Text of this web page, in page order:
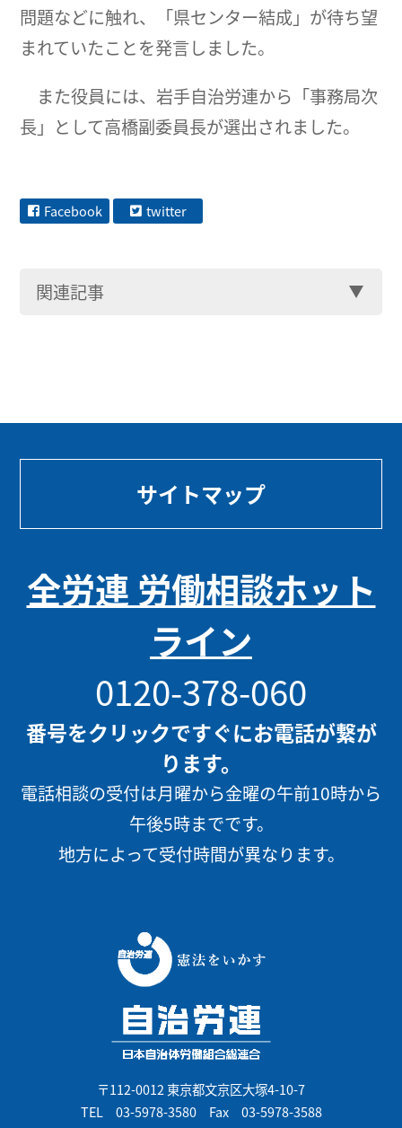
問題などに触れ、「県センター結成」が待ち望
まれていたことを発言しました。
また役員には、岩手自治労連から「事務局次
長」として高橋副委員長が選出されました。
Facebook twitter
関連記事
サイトマップ
全労連 労働相談ホット
ライン
0120-378-060
番号をクリックですぐにお電話が繋が
ります。
電話相談の受付は月曜から金曜の午前10時から
午後5時までです。
地方によって受付時間が異なります。
〒112-0012 東京都文京区大塚4-10-7
TEL 03-5978-3580Fax 03-5978-3588